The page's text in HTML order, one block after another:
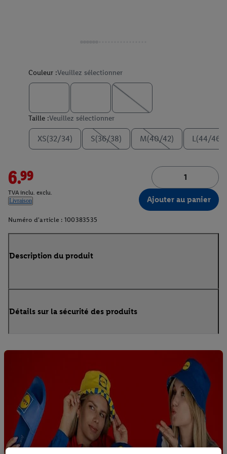
Couleur :Veuillez sélectionner
Taille :Veuillez sélectionner
XS(32/34) S(36/38) M(40/42) L(44/46)
6.99
TVA inclu. exclu.
Livraison
Ajouter au panier
Numéro d'article : 100383535
Description du produit
Détails sur la sécurité des produits